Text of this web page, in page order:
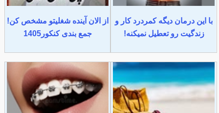
با این درمان دیگه کمردرد کار و
زندگیت رو تعطیل نمیکنه!
از الان آینده شغلیتو مشخص کن!
جمع بندی کنکور1405